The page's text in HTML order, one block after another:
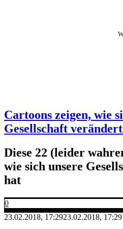
Cartoons zeigen, wie
Gesellschaft
Diese 22 (leider
wie sich unsere
hat
0
23.02.2018, 17:2923.02.2018, 17:29